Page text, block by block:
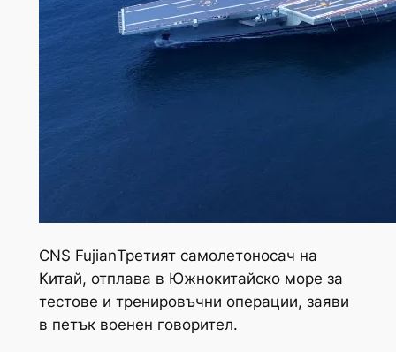
CNS FujianТретият самолетоносач на
Китай, отплава в Южнокитайско море за
тестове и тренировъчни операции, заяви
в петък военен говорител.